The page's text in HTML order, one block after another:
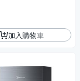
加入購物車